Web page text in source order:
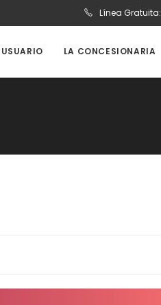
Línea Gratuita:
LA CONCESIONARIA